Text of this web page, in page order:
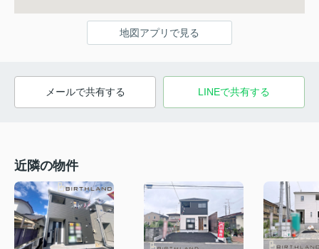
地図アプリで見る
メールで共有する LINEで共有する
近隣の物件